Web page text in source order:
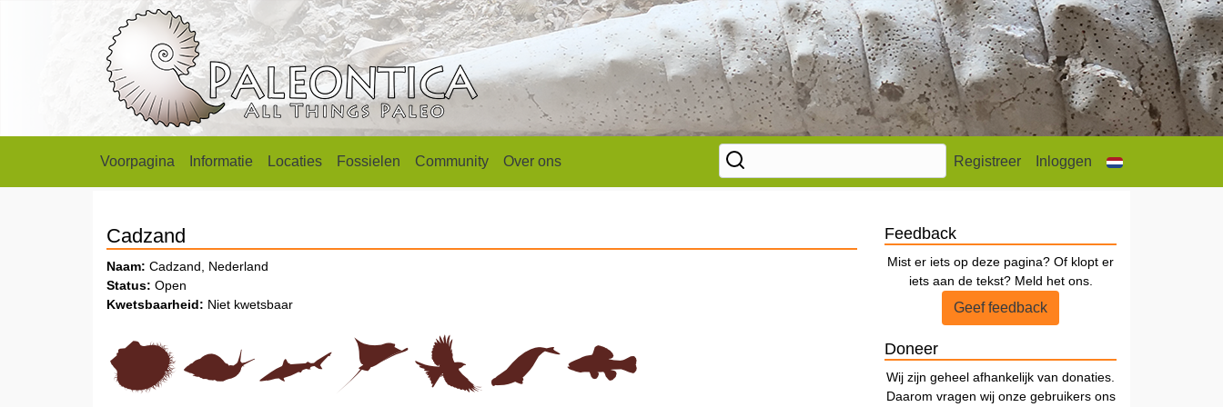
Voorpagina Informatie Locaties Fossielen Community Over ons Registreer Inloggen
Cadzand
Naam: Cadzand, Nederland
Status: Open
Kwetsbaarheid: Niet kwetsbaar
Feedback
Mist er iets op deze pagina? Of klopt er
iets aan de tekst? Meld het ons.
Geef feedback
Doneer
Wij zijn geheel afhankelijk van donaties.
Daarom vragen wij onze gebruikers ons